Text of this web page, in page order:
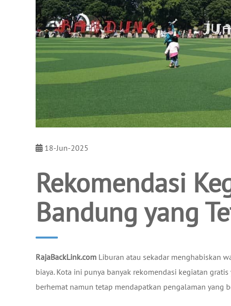
18-Jun-2025
Rekomendasi
Bandung yang
RajaBackLink.com Liburan atau sekadar menghabiskan
biaya. Kota ini punya banyak rekomendasi kegiatan
berhemat namun tetap mendapatkan pengalaman yang